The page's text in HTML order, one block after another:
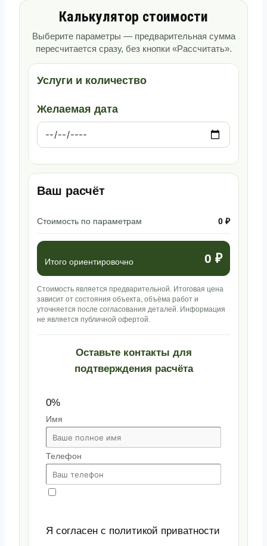
Калькулятор стоимости
Выберите параметры — предварительная сумма
пересчитается сразу, без кнопки «Рассчитать».
Услуги и количество
Желаемая дата
Ваш расчёт
Стоимость по параметрам 0 ₽
Итого ориентировочно 0 ₽
Стоимость является предварительной. Итоговая цена
зависит от состояния объекта, объёма работ и
уточняется после согласования деталей. Информация
не является публичной офертой.
Оставьте контакты для
подтверждения расчёта
0%
Имя
Телефон
Я согласен с политикой приватности